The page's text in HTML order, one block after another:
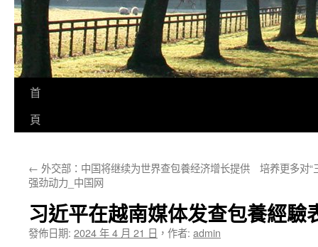
首
頁
← 外交部：中国将继续为世界查包養经济增长提供
强劲动力_中国网
培养更多对“
习近平在越南媒体发查包養經驗
發佈日期: 2024 年 4 月 21 日 ， 作者: admin